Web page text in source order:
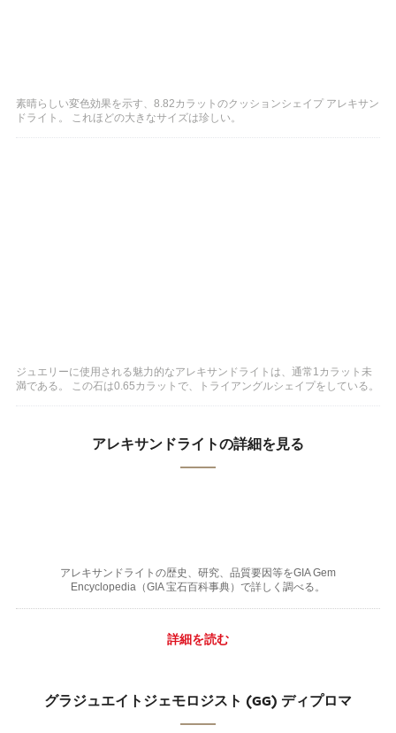
素晴らしい変色効果を示す、8.82カラットのクッションシェイプ アレキサン
ドライト。 これほどの大きなサイズは珍しい。
ジュエリーに使用される魅力的なアレキサンドライトは、通常1カラット未
満である。 この石は0.65カラットで、トライアングルシェイプをしている。
アレキサンドライトの詳細を見る
アレキサンドライトの歴史、研究、品質要因等をGIA Gem
Encyclopedia（GIA 宝石百科事典）で詳しく調べる。
詳細を読む
グラジュエイトジェモロジスト (GG) ディプロマ